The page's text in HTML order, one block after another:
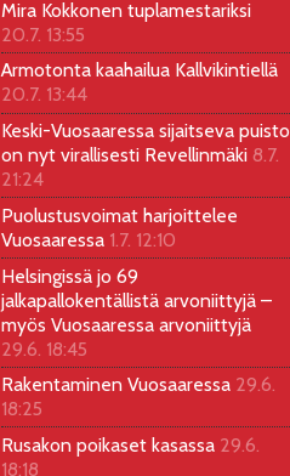
Mira Kokkonen tuplamestariksi
20.7. 13:55
Armotonta kaahailua Kallvikintiellä
20.7. 13:44
Keski-Vuosaaressa sijaitseva puisto
on nyt virallisesti Revellinmäki 8.7.
21:24
Puolustusvoimat harjoittelee
Vuosaaressa 1.7. 12:10
Helsingissä jo 69
jalkapallokentällistä arvoniittyjä –
myös Vuosaaressa arvoniittyjä
29.6. 18:45
Rakentaminen Vuosaaressa 29.6.
18:25
Rusakon poikaset kasassa 29.6.
18:18